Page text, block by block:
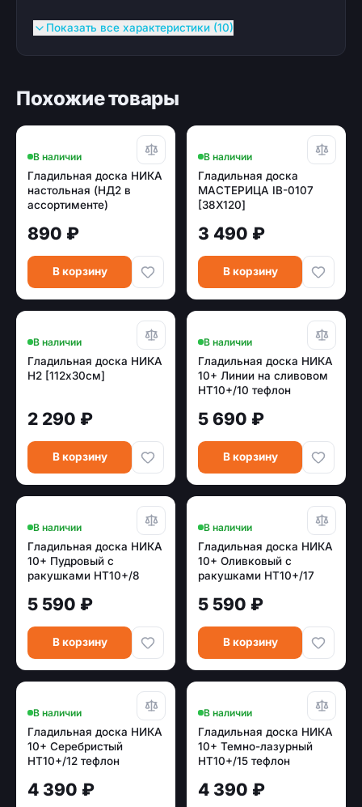
Показать все характеристики (10)
Похожие товары
В наличии
Гладильная доска НИКА
настольная (НД2 в
ассортименте)
890 ₽
В корзину
В наличии
Гладильная доска
МАСТЕРИЦА IB-0107
[38Х120]
3 490 ₽
В корзину
В наличии
Гладильная доска НИКА
Н2 [112х30см]
2 290 ₽
В корзину
В наличии
Гладильная доска НИКА
10+ Линии на сливовом
НТ10+/10 тефлон
5 690 ₽
В корзину
В наличии
Гладильная доска НИКА
10+ Пудровый с
ракушками НТ10+/8
5 590 ₽
В корзину
В наличии
Гладильная доска НИКА
10+ Оливковый с
ракушками НТ10+/17
5 590 ₽
В корзину
В наличии
Гладильная доска НИКА
10+ Серебристый
НТ10+/12 тефлон
4 390 ₽
В наличии
Гладильная доска НИКА
10+ Темно-лазурный
НТ10+/15 тефлон
4 390 ₽